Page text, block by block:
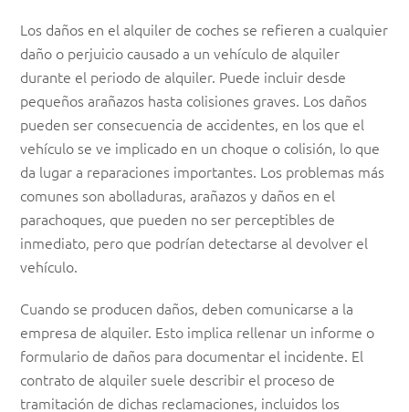
Los daños en el alquiler de coches se refieren a cualquier
daño o perjuicio causado a un vehículo de alquiler
durante el periodo de alquiler. Puede incluir desde
pequeños arañazos hasta colisiones graves. Los daños
pueden ser consecuencia de accidentes, en los que el
vehículo se ve implicado en un choque o colisión, lo que
da lugar a reparaciones importantes. Los problemas más
comunes son abolladuras, arañazos y daños en el
parachoques, que pueden no ser perceptibles de
inmediato, pero que podrían detectarse al devolver el
vehículo.
Cuando se producen daños, deben comunicarse a la
empresa de alquiler. Esto implica rellenar un informe o
formulario de daños para documentar el incidente. El
contrato de alquiler suele describir el proceso de
tramitación de dichas reclamaciones, incluidos los